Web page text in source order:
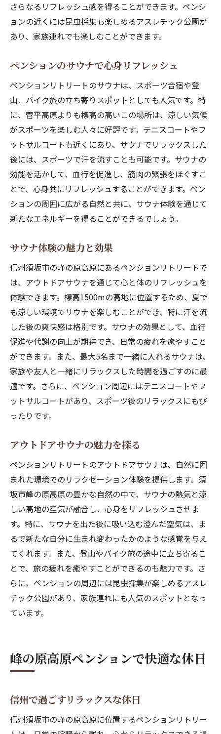
さらなるリフレッシュ感を得ることができます。ペンシ
ョンの近くには昆虫採集も楽しめるアスレチック公園が
あり、家族連れでも楽しむことができます。
ペンションのサウナで心身リフレッシュ
ペンションリトリートのサウナは、スポーツ合宿や登
山、バイク旅の立ち寄りスポットとしても人気です。特
に、菅平高原よりも標高の高いこの場所は、涼しい気候
がスポーツを楽しむ人々に好評です。テニスコートやフ
ットサルコートも近くにあり、サウナでリラックスした
後には、スポーツで汗を流すことも可能です。サウナの
効能を活かして、血行を促進し、筋肉の緊張をほぐすこ
とで、心身共にリフレッシュすることができます。ペン
ションの周囲に広がる自然と共に、サウナ体験を通じて
新たなエネルギーを得ることができるでしょう。
サウナ体験の魅力と効果
信州須坂市の峰の原高原にあるペンションリトリートで
は、アウトドアサウナを通じて心と体のリフレッシュを
体験できます。標高1500mの高地に位置するため、夏で
も涼しい環境でサウナを楽しむことができ、特に汗を流
した後の爽快感は格別です。サウナの効果として、血行
促進や代謝の向上が期待でき、日常の疲れを癒やすこと
ができます。また、最大5名まで一緒に入れるサウナは、
家族や友人と一緒にリラックスした時間を過ごすのに最
適です。さらに、ペンション周辺にはテニスコートやフ
ットサルコートがあり、スポーツ後のリラックスにもぴ
ったりです。
アウトドアサウナの魅力を探る
ペンションリトリートのアウトドアサウナは、自然に囲
まれた環境でのリラクゼーション体験を提供します。須
坂市峰の原高原の豊かな自然の中で、サウナの熱気と涼
しい高地の空気が融合し、心身をリフレッシュさせま
す。特に、サウナを出た後に吸い込む澄んだ空気は、ま
るで新たな自分に生まれ変わったかのような感覚を与え
てくれます。また、登山やバイク旅の途中に立ち寄るこ
とで、旅の疲れを癒やすことができるのも魅力です。さ
らに、ペンションの周辺には昆虫採集が楽しめるアスレ
チック公園があり、家族連れにも人気のスポットとなっ
ています。
峰の原高原ペンションで快適な休日
信州で過ごすリラックスな休日
信州須坂市の峰の原高原に位置するペンションリトリー